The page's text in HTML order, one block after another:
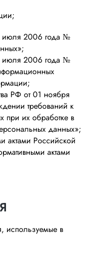
июля 2006 года №
июля 2006 года №
РФ от 01 ноября
требований к
при их обработке в
данных»;
актами Российской
актами
используемые в